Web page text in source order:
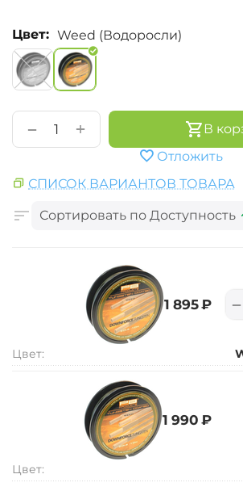
Цвет: Weed (Водоросли)
+
−
В
Отложить
СПИСОК ВАРИАНТОВ ТОВАРА
Сортировать по Доступность
‍1 895‍ ₽ −
Цвет:
‍1 990‍ ₽
Цвет: